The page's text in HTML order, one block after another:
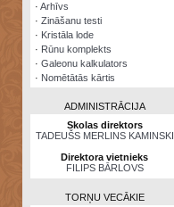
·Arhīvs
·Zināšanu testi
· Kristāla lode
· Rūnu komplekts
·Galeonu kalkulators
· Nomētātās kārtis
ADMINISTRĀCIJA
Skolas direktors
TADEUŠS MERLINS KAMINSKI
Direktora vietnieks
FILIPS BĀRLOVS
TORŅU VECĀKIE